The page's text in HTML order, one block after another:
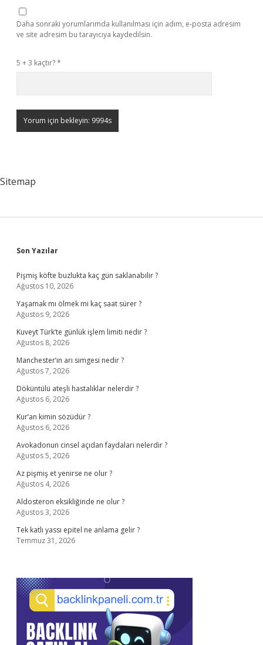
Daha sonraki yorumlarımda kullanılması için adım, e-posta adresim
ve site adresim bu tarayıcıya kaydedilsin.
5 + 3 kaçtır?*
Sitemap
Sidebar
Son Yazılar
Pişmiş köfte buzlukta kaç gün saklanabilir ?
Ağustos 10, 2026
Yaşamak mı ölmek mi kaç saat sürer ?
Ağustos 9, 2026
Kuveyt Türk’te günlük işlem limiti nedir ?
Ağustos 8, 2026
Manchester’ın arı simgesi nedir ?
Ağustos 7, 2026
Döküntülü ateşli hastalıklar nelerdir ?
Ağustos 6, 2026
Kur’an kimin sözüdür ?
Ağustos 6, 2026
Avokadonun cinsel açıdan faydaları nelerdir ?
Ağustos 5, 2026
Az pişmiş et yenirse ne olur ?
Ağustos 4, 2026
Aldosteron eksikliğinde ne olur ?
Ağustos 3, 2026
Tek katlı yassı epitel ne anlama gelir ?
Temmuz 31, 2026